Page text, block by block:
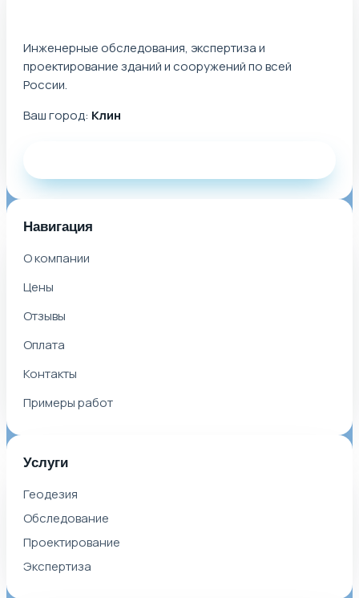
Инженерные обследования, экспертиза и
проектирование зданий и сооружений по всей
России.
Ваш город: Клин
Навигация
О компании
Цены
Отзывы
Оплата
Контакты
Примеры работ
Услуги
Геодезия
Обследование
Проектирование
Экспертиза